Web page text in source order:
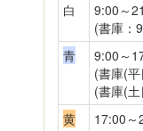
白
9:00～
(書庫：
青
9:00～
(書庫(
(書庫(
黄
17:00～